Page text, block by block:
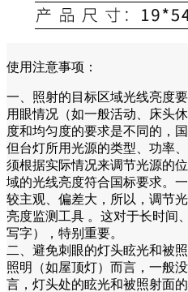
使用注意事项：
一、照射的目标区域光线亮度
用眼情况（如一般活动、床头
度和均匀度的要求是不同的，
但台灯所用光源的类型、功率
须根据实际情况来调节光源的
域的光线亮度符合国标要求。
较主观、偏差大，所以，调节
亮度监测工具 。这对于长时间
写字），特别重要。
二、避免刺眼的灯头眩光和被
照明（如屋顶灯）而言，一般
言，灯头处的眩光和被照射面